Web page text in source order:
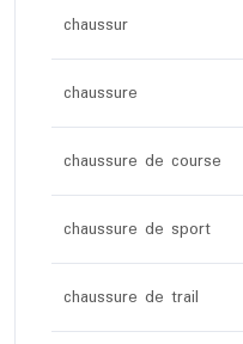
chaussur
chaussure
chaussure de course
chaussure de sport
chaussure de trail